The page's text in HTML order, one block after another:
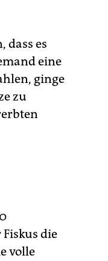
es
eine
ginge
zu
die
volle